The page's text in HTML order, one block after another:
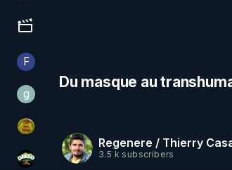
Culture, media & entertainment
FFinalscape
ggilo59
CDS pour TOUS
DMSO pour TOUS
Du masque au
Regenere / Thierry
3.5 k subscribers